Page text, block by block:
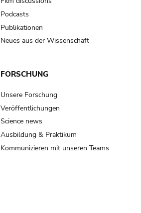
Podcasts
Publikationen
Neues aus der Wissenschaft
FORSCHUNG
Unsere Forschung
Veröffentlichungen
Science news
Ausbildung & Praktikum
Kommunizieren mit unseren Teams